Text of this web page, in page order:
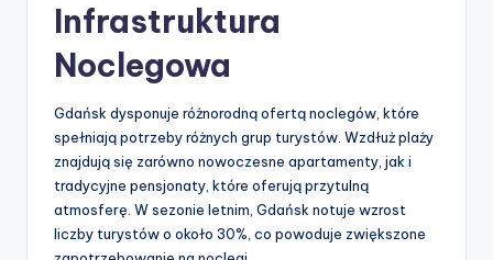
Infrastruktura
Noclegowa
Gdańsk dysponuje różnorodną ofertą noclegów, które
spełniają potrzeby różnych grup turystów. Wzdłuż plaży
znajdują się zarówno nowoczesne apartamenty, jak i
tradycyjne pensjonaty, które oferują przytulną
atmosferę. W sezonie letnim, Gdańsk notuje wzrost
liczby turystów o około 30%, co powoduje zwiększone